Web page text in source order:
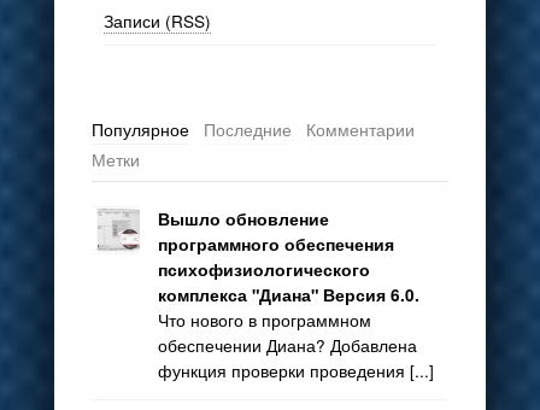
Записи (RSS)
Популярное Последние
Комментарии
Метки
Вышло обновление
программного обеспечения
психофизиологического
комплекса "Диана" Версия 6.0.
Что нового в программном
обеспечении Диана? Добавлена
функция проверки проведения [...]